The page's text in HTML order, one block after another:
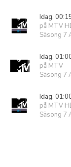
Idag,
på MTV
Säsong 7
Idag,
på MTV
Säsong 7
Idag,
på MTV
Säsong 7